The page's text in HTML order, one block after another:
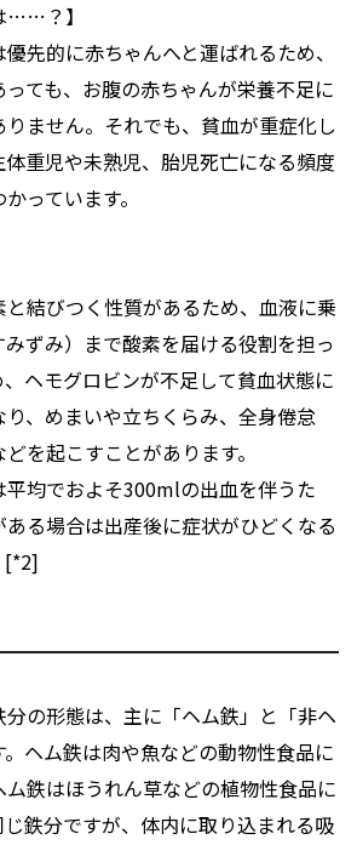
……？】
先的に赤ちゃんへと運ばれるため、
ても、お腹の赤ちゃんが栄養不足に
ません。それでも、貧血が重症化し
重児や未熟児、胎児死亡になる頻度
っています。
結びつく性質があるため、血液に乗
ずみ）まで酸素を届ける役割を担っ
ヘモグロビンが不足して貧血状態に
、めまいや立ちくらみ、全身倦怠
を起こすことがあります。
平均でおよそ300mlの出血を伴うた
る場合は出産後に症状がひどくなる
[*2]
の形態は、主に「ヘム鉄」と「非ヘ
ヘム鉄は肉や魚などの動物性食品に
鉄はほうれん草などの植物性食品に
鉄分ですが、体内に取り込まれる吸